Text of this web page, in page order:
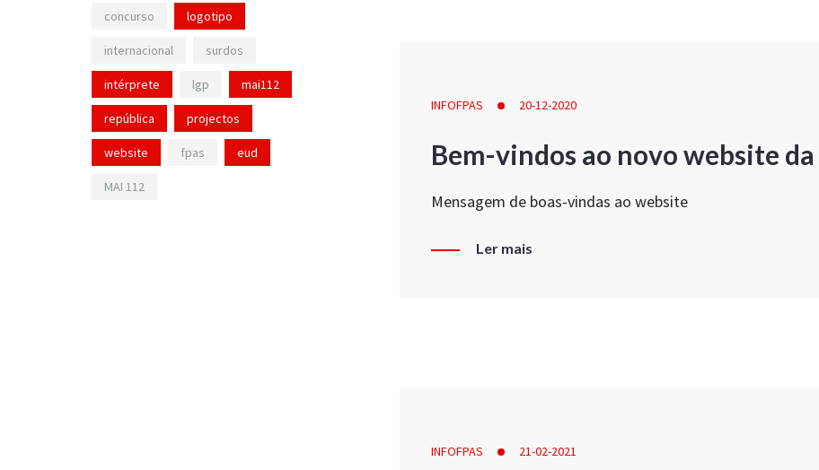
INFOFPAS 20-12-2020
Bem-vindos ao novo website da
Mensagem de boas-vindas ao website
Ler mais
INFOFPAS 21-02-2021
concurso logotipo
internacional surdos
intérprete lgp mai112
república projectos
website fpas eud
MAI 112